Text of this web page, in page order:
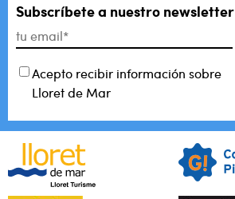
Subscríbete a nuestro newsletter
Acepto recibir información sobre
Lloret de Mar